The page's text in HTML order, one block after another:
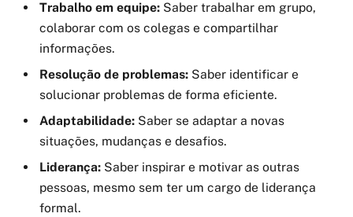
Trabalho em equipe: Saber trabalhar em grupo,
colaborar com os colegas e compartilhar
informações.
Resolução de problemas: Saber identificar e
solucionar problemas de forma eficiente.
Adaptabilidade: Saber se adaptar a novas
situações, mudanças e desafios.
Liderança: Saber inspirar e motivar as outras
pessoas, mesmo sem ter um cargo de liderança
formal.